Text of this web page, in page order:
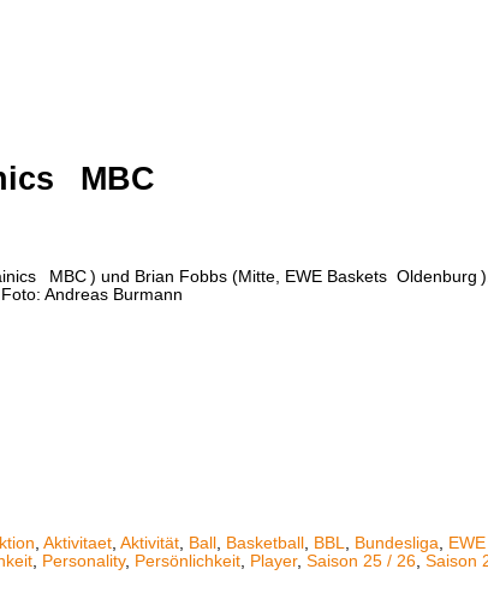
MBC
MBC ) und Brian Fobbs (Mitte, EWE Baskets Oldenburg
Andreas Burmann
Aktivitaet Aktivität Ball Basketball BBL Bundesliga
Personality, Persönlichkeit Player, Saison 25 / 26 Saison